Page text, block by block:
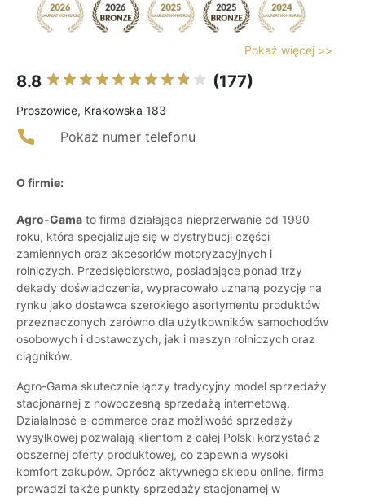
Pokaż więcej >>
8.8 (177)
Proszowice, Krakowska 183
Pokaż numer telefonu
O firmie:
Agro-Gama to firma działająca nieprzerwanie od 1990
roku, która specjalizuje się w dystrybucji części
zamiennych oraz akcesoriów motoryzacyjnych i
rolniczych. Przedsiębiorstwo, posiadające ponad trzy
dekady doświadczenia, wypracowało uznaną pozycję na
rynku jako dostawca szerokiego asortymentu produktów
przeznaczonych zarówno dla użytkowników samochodów
osobowych i dostawczych, jak i maszyn rolniczych oraz
ciągników.
Agro-Gama skutecznie łączy tradycyjny model sprzedaży
stacjonarnej z nowoczesną sprzedażą internetową.
Działalność e-commerce oraz możliwość sprzedaży
wysyłkowej pozwalają klientom z całej Polski korzystać z
obszernej oferty produktowej, co zapewnia wysoki
komfort zakupów. Oprócz aktywnego sklepu online, firma
prowadzi także punkty sprzedaży stacjonarnej w